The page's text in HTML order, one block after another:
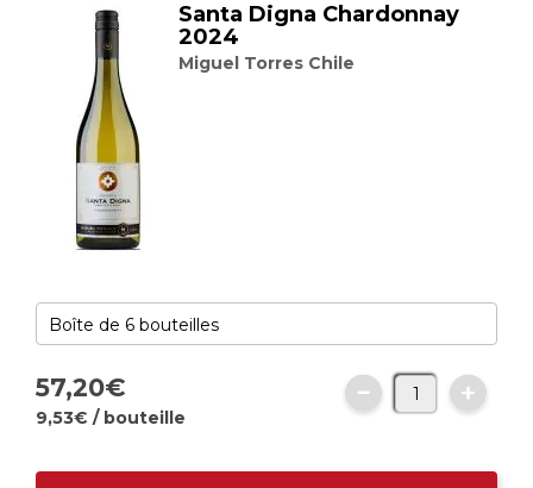
Santa Digna Chardonnay
2024
Miguel Torres Chile
57,20€
9,53€ / bouteille